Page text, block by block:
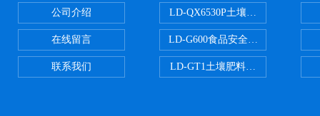
公司介绍
在线留言
联系我们
LD-QX6530P土壤氧化还原电位检
LD-G600食品安全检测仪
LD-GT1土壤肥料养分检测仪